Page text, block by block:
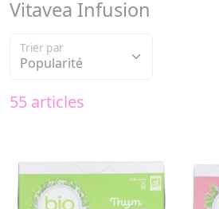
Vitavea Infusion
Trier par
55 articles